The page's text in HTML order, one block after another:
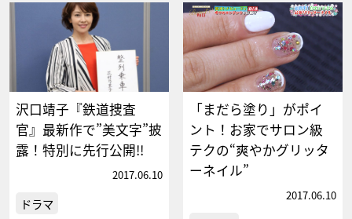
沢口靖子『鉄道捜査
官』最新作で”美文字”披
露！特別に先行公開!!
2017.06.10
ドラマ
「まだら塗り」がポイ
ント！お家でサロン級
テクの“爽やかグリッタ
ーネイル”
2017.06.10